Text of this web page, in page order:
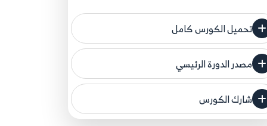
28
Core - Explain Index Code
6:26
29
Core - Details User View
تحميل الكورس كامل
مصدر الدورة الرئيسي
فنحن لا ندعي ملكية أي دورة ولهذا نضع المصدر
مصدر الدورة الرئيسي
شارك الكورس